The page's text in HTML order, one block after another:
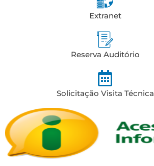
Extranet
Reserva Auditório
Solicitação Visita Técnica